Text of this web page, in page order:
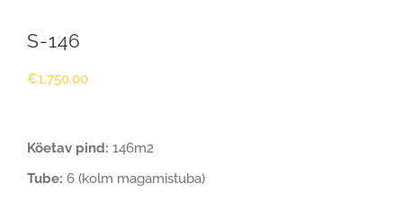
S-146
€1,750.00
Köetav pind: 146m2
Tube: 6 (kolm magamistuba)